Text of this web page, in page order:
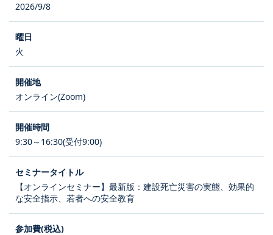
2026/9/8
火
オンライン(Zoom)
9:30～16:30(受付9:00)
【オンラインセミナー】最新版：建設死亡災害の実態、効果的
な安全指示、若者への安全教育